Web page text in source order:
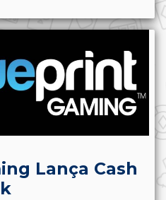
Lança Cash